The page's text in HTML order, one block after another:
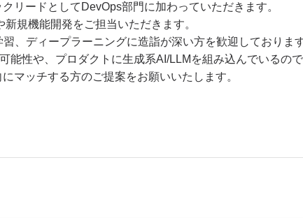
リードとしてDevOps部門に加わっていただきます。
規機能開発をご担当いただきます。
、ディープラーニングに造詣が深い方を歓迎しております
能性や、プロダクトに生成系AI/LLMを組み込んでいるの
マッチする方のご提案をお願いいたします。